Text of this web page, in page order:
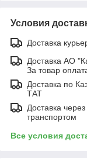
Условия
Доставка
Доставка АО
За товар
Доставка по
ТАТ
Доставка
транспортом
Все условия